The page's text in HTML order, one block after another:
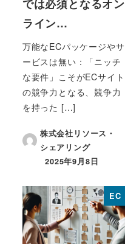
では必須となるオン
ライン…
万能なECパッケージやサ
ービスは無い：「ニッチ
な要件」こそがECサイト
の競争力となる、競争力
を持った […]
株式会社リソース・
シェアリング
投稿日
2025年9月8日
EC